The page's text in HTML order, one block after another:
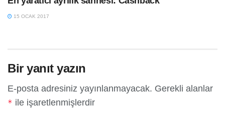
15 OCAK 2017
Bir yanıt yazın
E-posta adresiniz yayınlanmayacak. Gerekli alanlar
* ile işaretlenmişlerdir